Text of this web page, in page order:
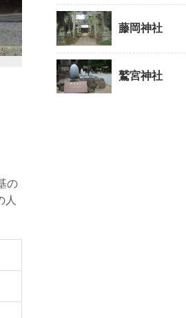
の
人
藤岡神社
鷲宮神社